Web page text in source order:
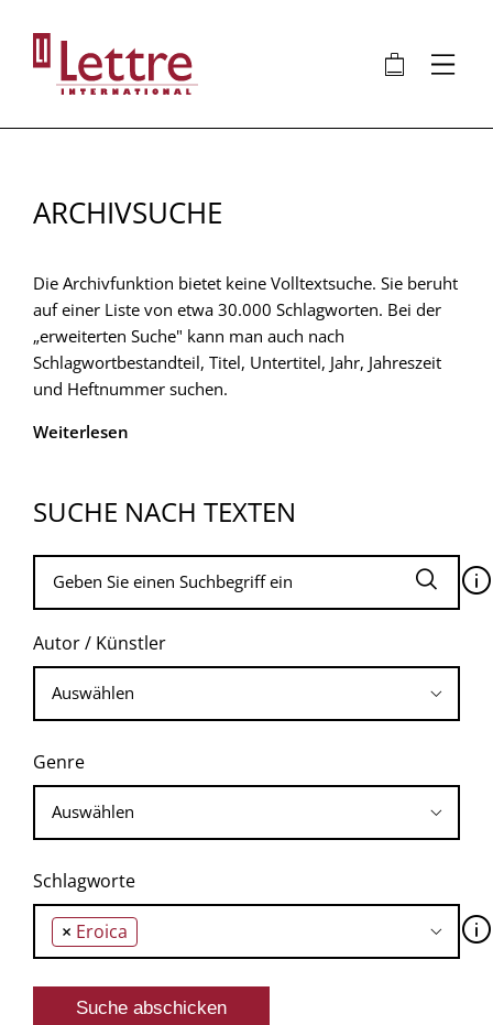
Inhalt
🛍 ⋮
ARCHIVSUCHE
Die Archivfunktion bietet keine Volltextsuche. Sie beruht
auf einer Liste von etwa 30.000 Schlagworten. Bei der
„erweiterten Suche" kann man auch nach
Schlagwortbestandteil, Titel, Untertitel, Jahr, Jahreszeit
und Heftnummer suchen.
Weiterlesen
SUCHE NACH TEXTEN
🛈
Autor / Künstler
Genre
Schlagworte
× Eroica 🛈